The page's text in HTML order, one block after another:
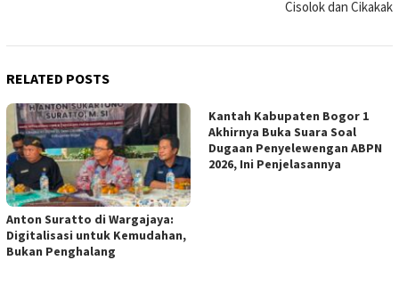
Cisolok dan Cikakak
RELATED POSTS
Anton Suratto di Wargajaya:
Digitalisasi untuk Kemudahan,
Bukan Penghalang
Kantah Kabupaten Bogor 1
Akhirnya Buka Suara Soal
Dugaan Penyelewengan ABPN
2026, Ini Penjelasannya